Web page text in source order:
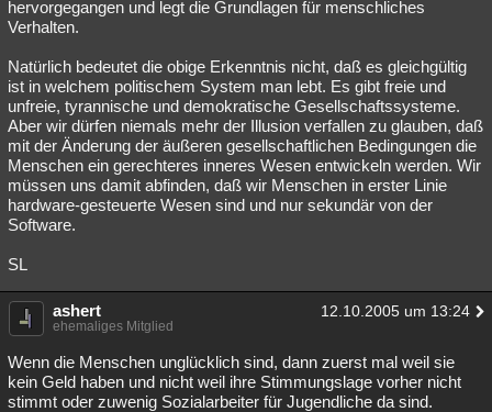
Besucht Teilgenommen Alle Neue Geschlossen
hervorgegangen und legt die Grundlagen für menschliches
Verhalten.
Natürlich bedeutet die obige Erkenntnis nicht, daß es gleichgültig
ist in welchem politischem System man lebt. Es gibt freie und
unfreie, tyrannische und demokratische Gesellschaftssysteme.
Aber wir dürfen niemals mehr der Illusion verfallen zu glauben, daß
mit der Änderung der äußeren gesellschaftlichen Bedingungen die
Menschen ein gerechteres inneres Wesen entwickeln werden. Wir
müssen uns damit abfinden, daß wir Menschen in erster Linie
hardware-gesteuerte Wesen sind und nur sekundär von der
Software.
SL
ashert 12.10.2005 um 13:24
ehemaliges Mitglied
Wenn die Menschen unglücklich sind, dann zuerst mal weil sie
kein Geld haben und nicht weil ihre Stimmungslage vorher nicht
stimmt oder zuwenig Sozialarbeiter für Jugendliche da sind.